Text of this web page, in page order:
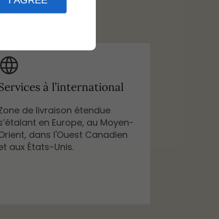
Inc :
à l’international
de livraison étendue
en Europe, au Moyen-
dans l'Ouest Canadien
aux États-Unis.